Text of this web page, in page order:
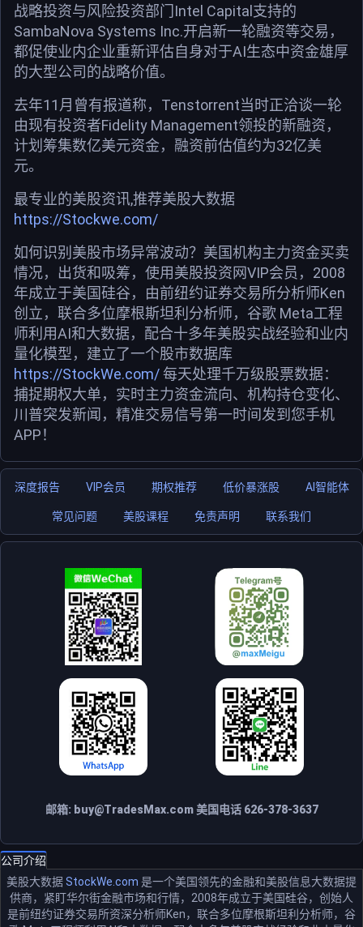
战略投资与风险投资部门Intel Capital支持的
SambaNova Systems Inc.开启新一轮融资等交易，
都促使业内企业重新评估自身对于AI生态中资金雄厚
的大型公司的战略价值。
去年11月曾有报道称，Tenstorrent当时正洽谈一轮
由现有投资者Fidelity Management领投的新融资，
计划筹集数亿美元资金，融资前估值约为32亿美
元。
最专业的美股资讯,推荐美股大数据
https://Stockwe.com/
如何识别美股市场异常波动？美国机构主力资金买卖
情况，出货和吸筹，使用美股投资网VIP会员，2008
年成立于美国硅谷，由前纽约证券交易所分析师Ken
创立，联合多位摩根斯坦利分析师，谷歌 Meta工程
师利用AI和大数据，配合十多年美股实战经验和业内
量化模型，建立了一个股市数据库
https://StockWe.com/每天处理千万级股票数据：
捕捉期权大单，实时主力资金流向、机构持仓变化、
川普突发新闻，精准交易信号第一时间发到您手机
APP！
深度报告 VIP会员 期权推荐 低价暴涨股 AI智能体
常见问题 美股课程 免责声明 联系我们
邮箱: buy@TradesMax.com美国电话 626-378-3637
公司介绍
美股大数据StockWe.com 是一个美国领先的金融和美股信息大数据提
供商，紧盯华尔街金融市场和行情，2008年成立于美国硅谷，创始人
是前纽约证券交易所资深分析师Ken，联合多位摩根斯坦利分析师，谷